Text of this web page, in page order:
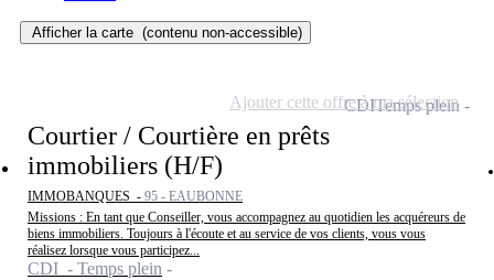
Afficher la carte (contenu non-accessible)
Courtier / Courtière en prêts
immobiliers (H/F)
IMMOBANQUES - 95 - EAUBONNE
Missions : En tant que Conseiller, vous accompagnez au quotidien les acquéreurs de
biens immobiliers. Toujours à l'écoute et au service de vos clients, vous vous
réalisez lorsque vous participez...
CDI - Temps plein
CDITemps plein
Ajouter cette offre à ma sélection